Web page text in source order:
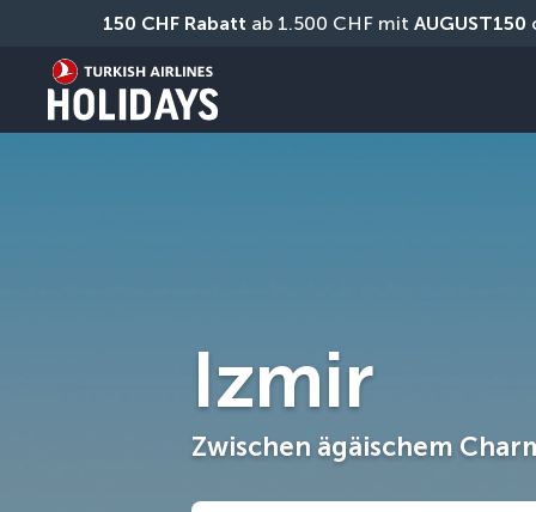
150 CHF Rabatt ab 1.500 CHF mit AUGUST150
Izmir
Zwischen ägäischem